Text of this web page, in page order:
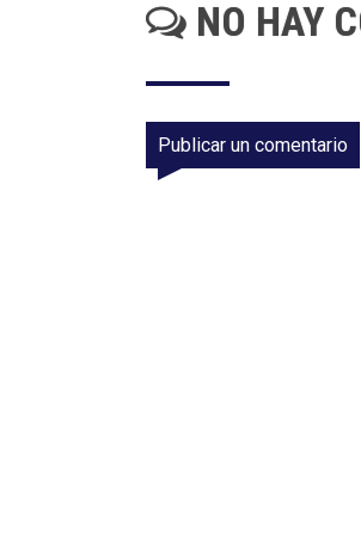
NO HAY
Publicar un comentario